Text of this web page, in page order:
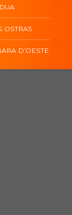
OSTRAS
D’OESTE